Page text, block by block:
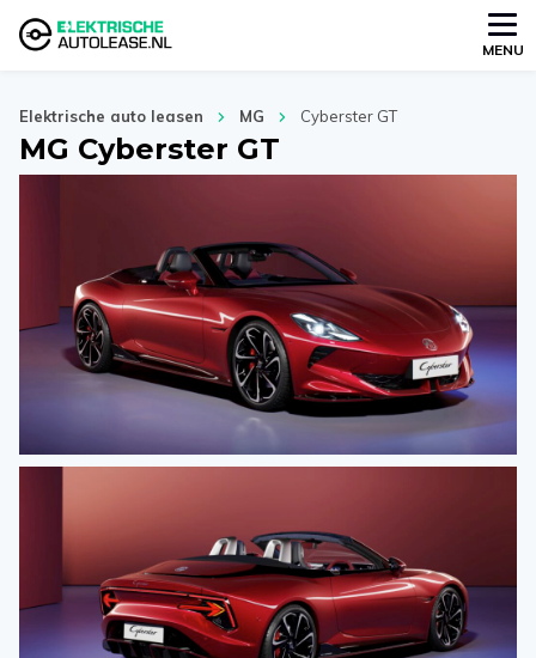
MENU
Elektrische auto leasen MG Cyberster GT
MG Cyberster GT